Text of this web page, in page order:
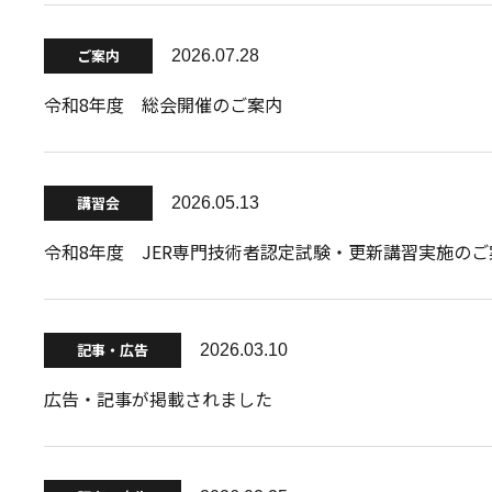
ご案内 2026.07.28
令和8年度 総会開催のご案内
講習会 2026.05.13
令和8年度 JER専門技術者認定試験・更新講習実施の
記事・広告 2026.03.10
広告・記事が掲載されました